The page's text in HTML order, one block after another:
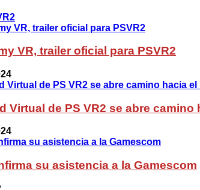
VR, trailer oficial para PSVR2
Virtual de PS VR2 se abre camino
su asistencia a la Gamescom